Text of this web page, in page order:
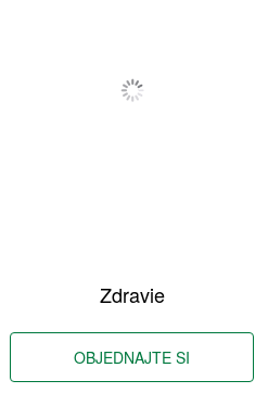
Zdravie
OBJEDNAJTE SI